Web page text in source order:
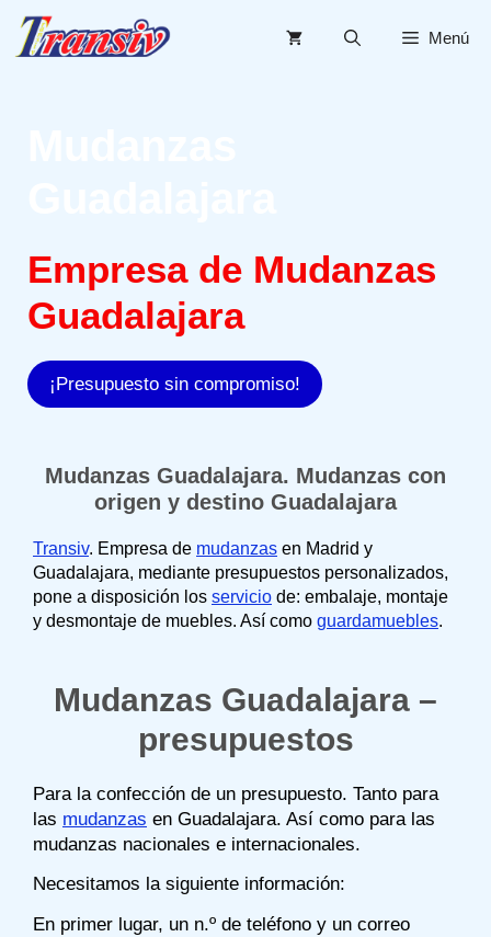
Saltar
contenido
Menú
Empresa de Mudanzas
Guadalajara
¡Presupuesto sin compromiso!
Mudanzas Guadalajara. Mudanzas con
origen y destino Guadalajara
Transiv. Empresa de mudanzas en Madrid y
Guadalajara, mediante presupuestos personalizados,
pone a disposición los servicio de: embalaje, montaje
y desmontaje de muebles. Así como guardamuebles.
Mudanzas Guadalajara –
presupuestos
Para la confección de un presupuesto. Tanto para
las mudanzas en Guadalajara. Así como para las
mudanzas nacionales e internacionales.
Necesitamos la siguiente información:
En primer lugar, un n.º de teléfono y un correo